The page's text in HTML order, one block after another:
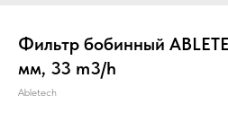
Фильтр бобинный
мм, 33 m3/h
Abletech